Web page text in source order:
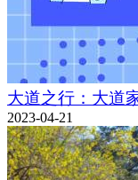
大道之行：大道
2023-04-21